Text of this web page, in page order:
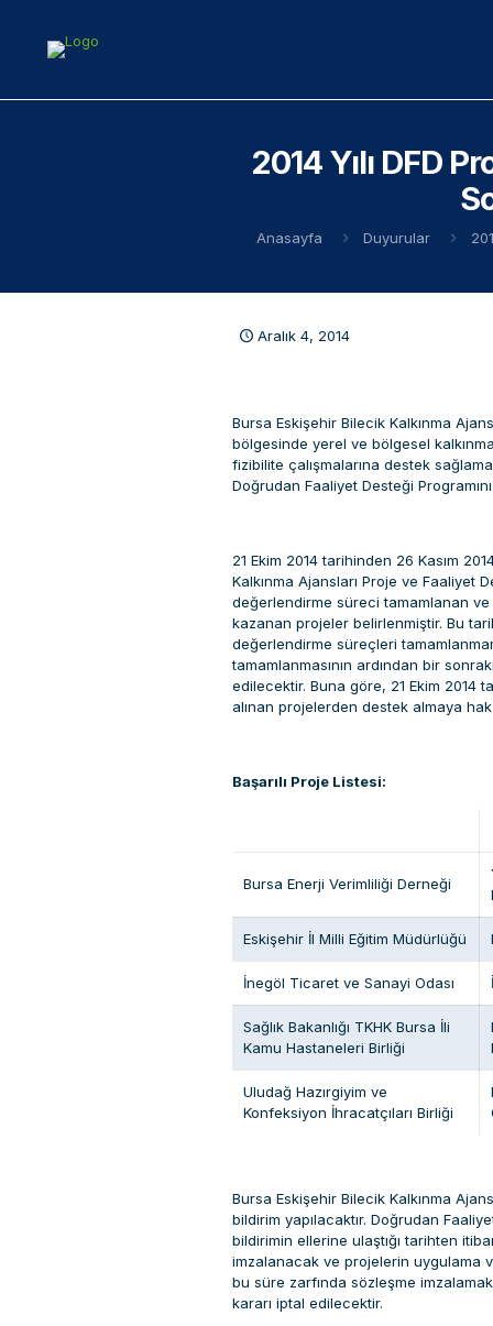
2014 Yılı DFD
Anasayfa Duyurular
Aralık 4, 2014
Bursa Eskişehir Bilecik Kalkınma
bölgesinde yerel ve bölgesel
fizibilite çalışmalarına destek
Doğrudan Faaliyet Desteği
21 Ekim 2014 tarihinden 26 Kasım
Kalkınma Ajansları Proje ve Faaliyet
değerlendirme süreci tamamlanan
kazanan projeler belirlenmiştir. Bu
değerlendirme süreçleri
tamamlanmasının ardından bir
edilecektir. Buna göre, 21 Ekim 2014
alınan projelerden destek almaya
Başarılı Proje Listesi:
Bursa Enerji Verimliliği Derneği
Eskişehir İl Milli Eğitim Müdürlüğü
İnegöl Ticaret ve Sanayi Odası
Sağlık Bakanlığı TKHK Bursa İli
Kamu Hastaneleri Birliği
Uludağ Hazırgiyim ve
Konfeksiyon İhracatçıları Birliği
Bursa Eskişehir Bilecik Kalkınma
bildirim yapılacaktır. Doğrudan
bildirimin ellerine ulaştığı tarihten
imzalanacak ve projelerin uygulama
bu süre zarfında sözleşme
kararı iptal edilecektir.